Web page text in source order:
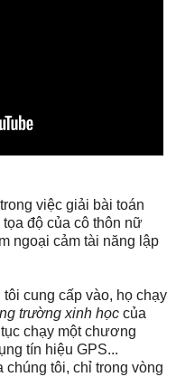
việc giải bài toán
độ của cô thôn nữ
ngoại cảm tài năng lập
cung cấp vào, họ chạy
trường xinh học của
chạy một chương
tín hiệu GPS...
tôi, chỉ trong vòng